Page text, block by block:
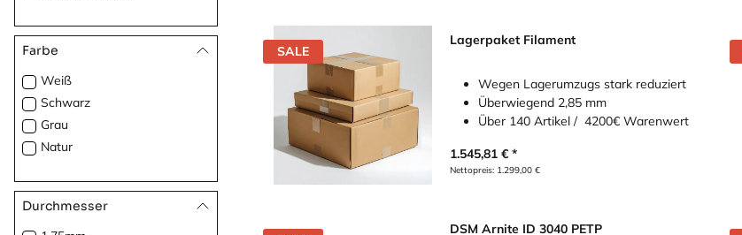
Farbe
Weiß
Schwarz
Grau
Natur
Durchmesser
SALE
Lagerpaket Filament
Wegen Lagerumzugs stark reduziert
Überwiegend 2,85 mm
Über 140 Artikel / 4200€ Warenwert
1.545,81 €
Nettopreis: 1.299,00 €
DSM Arnite ID 3040 PETP